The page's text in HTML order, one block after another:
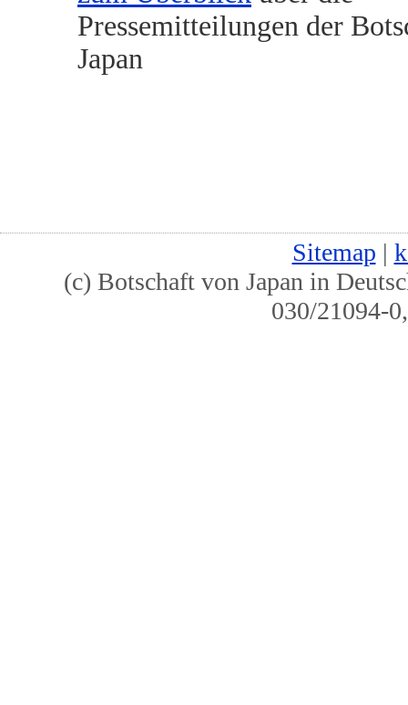
Pressemitteilungen der
Japan
Sitemap |
(c) Botschaft von Japan in
030/21094-